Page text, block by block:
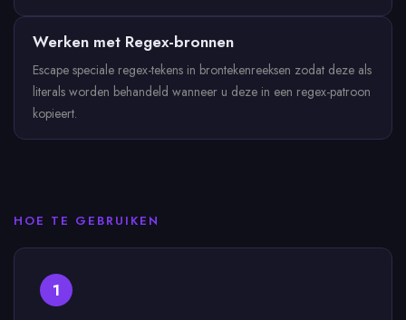
Werken met Regex-bronnen
Escape speciale regex-tekens in brontekenreeksen zodat deze als
literals worden behandeld wanneer u deze in een regex-patroon
kopieert.
HOE TE GEBRUIKEN
1